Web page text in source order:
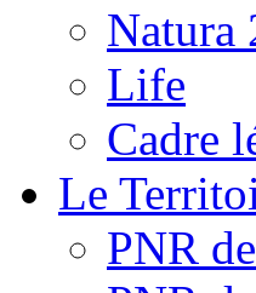
Natura
Life
Cadre
Le
PNR